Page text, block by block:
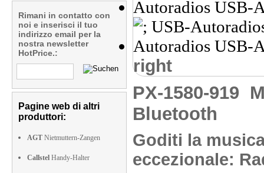
Rimani in contatto con
noi e inserisci il tuo
indirizzo email per la
nostra newsletter
HotPrice.:
Pagine web di altri
produttori:
AGT Nietmuttern-Zangen
Callstel Handy-Halter
right
PX-1580-919
Bluetooth
Goditi la
eccezionale: